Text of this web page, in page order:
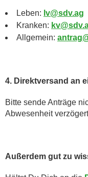
Leben: lv@sdv.ag
Kranken:
Allgemein:
4. Direktversand an
Bitte sende Anträge
Abwesenheit
Außerdem gut zu